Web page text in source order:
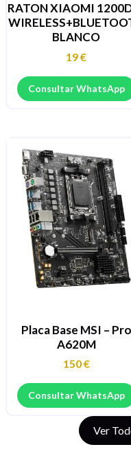
RATON XIAOMI
BLANCO
19€
Consultar WhatsApp
Placa Base MSI – Pro
A620M
150€
Consultar WhatsApp
Ver